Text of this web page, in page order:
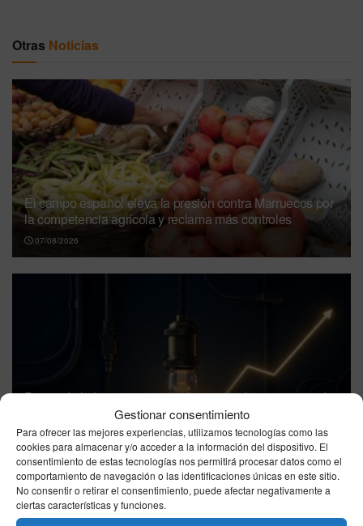
Gestionar consentimiento
Para ofrecer las mejores experiencias, utilizamos tecnologías como las
cookies para almacenar y/o acceder a la información del dispositivo. El
consentimiento de estas tecnologías nos permitirá procesar datos como el
comportamiento de navegación o las identificaciones únicas en este sitio.
No consentir o retirar el consentimiento, puede afectar negativamente a
ciertas características y funciones.
Otras Noticias
El campo español eleva la presión contra Marruecos por
la competencia agrícola y reclama más controles
07/08/2026
Precio de la luz en viernes 7 de agosto de 2026: jornada
ideal para ahorrar, con horas a precios mínimos
07/08/2026
precio gasolina Ceuta: viernes 7 de agosto de
2026, repaso de las tarifas más bajas y caras
07/08/2026